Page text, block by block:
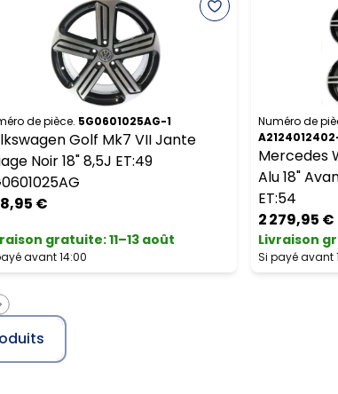
de pièce. 5G0601025AG-1
Golf Mk7 VII Jante
Noir 18" 8,5J ET:49
€
gratuite:11–13 août
avant 14:00
Numéro de
Mercedes
Alu 18"
ET:54
2 279,95 €
Livraison
Si payé avant